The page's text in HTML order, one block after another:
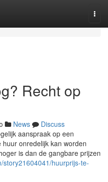
Recht op
News
Discuss
aanspraak op een
onredelijk kan worden
is dan de gangbare prijzen
story21604041/huurprijs-te-